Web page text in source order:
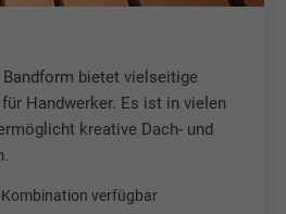
bietet vielseitige
Handwerker. Es ist in vielen
kreative Dach- und
verfügbar